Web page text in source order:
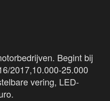
Begint bij
2017,10.000-25.000
vering, LED-